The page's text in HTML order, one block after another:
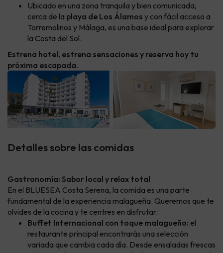
Ubicado en una zona tranquila y bien comunicada,
cerca de la playa de Los Álamos y con fácil acceso a
Torremolinos y Málaga, es una base ideal para explorar
la Costa del Sol.
Estrena hotel, estrena sensaciones y reserva hoy tu
próxima escapada.
Detalles sobre las comidas
Gastronomía: Sabor local y relax total
En el BLUESEA Costa Serena, la comida es una parte
fundamental de la experiencia malagueña. Queremos que te
olvides de la cocina y te centres en disfrutar:
Buffet Internacional con toque malagueño: el
restaurante principal encontrarás una selección
variada que cambia cada día. Desde ensaladas frescas